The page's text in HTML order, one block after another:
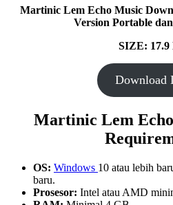
Martinic Lem Echo Music
Version Portable
SIZE: 17.9
Download
Martinic Lem
OS: Windows 10 atau lebih
baru.
Prosesor: Intel atau AMD